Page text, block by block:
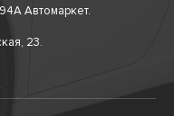
Автомаркет.
23.